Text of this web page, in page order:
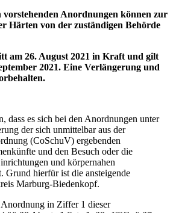
vorstehenden Anordnungen können zur
Härten von der zuständigen Behörde
am 26. August 2021 in Kraft und gilt
2021. Eine Verlängerung und
dass es sich bei den Anordnungen unter
der sich unmittelbar aus der
(CoSchuV) ergebenden
und den Besuch oder die
und körpernahen
Grund hierfür ist die ansteigende
Marburg-Biedenkopf.
in Ziffer 1 dieser